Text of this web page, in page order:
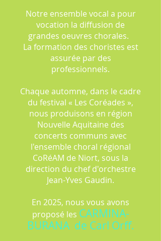
Notre ensemble vocal a pour
vocation la diffusion de
grandes oeuvres chorales.
La formation des choristes est
assurée par des
professionnels.
Chaque automne, dans le cadre
du festival « Les Coréades »,
nous produisons en région
Nouvelle Aquitaine des
concerts communs avec
l'ensemble choral régional
CoRéAM de Niort, sous la
direction du chef d'orchestre
Jean-Yves Gaudin.
En 2025, nous vous avons
proposé les CARMINA-
BURANA de Carl Orff.